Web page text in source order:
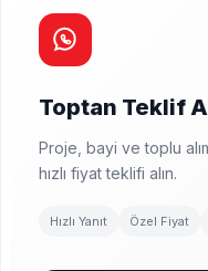
Toptan Teklif
Proje, bayi ve toplu
hızlı fiyat teklifi alın.
Hızlı Yanıt Özel Fiyat